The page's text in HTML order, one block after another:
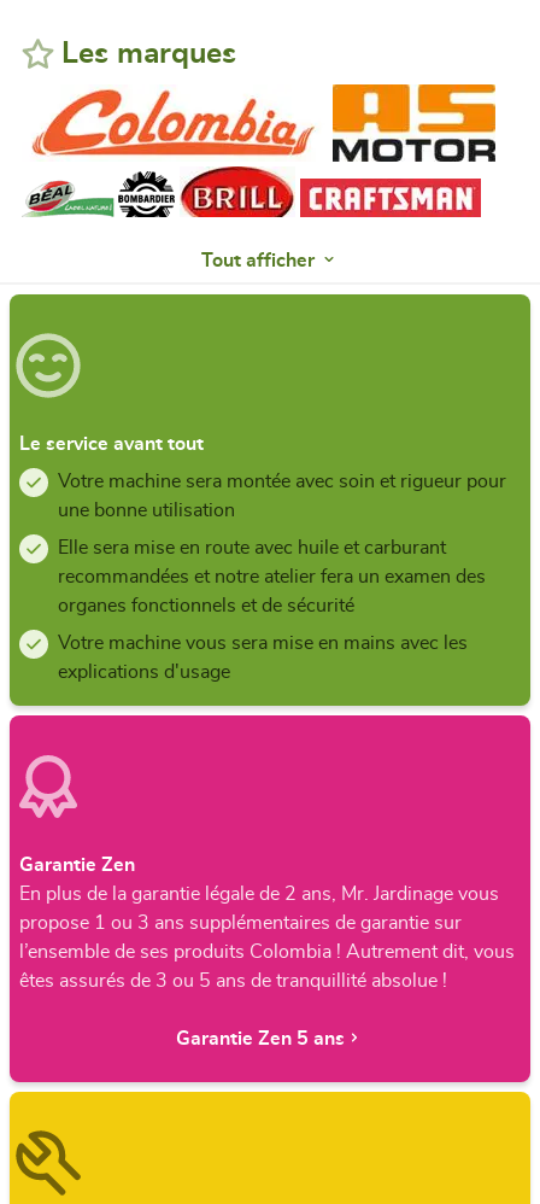
Les marques
Tout afficher
Le service avant tout
Votre machine sera montée avec soin et rigueur pour
une bonne utilisation
Elle sera mise en route avec huile et carburant
recommandées et notre atelier fera un examen des
organes fonctionnels et de sécurité
Votre machine vous sera mise en mains avec les
explications d'usage
Garantie Zen
En plus de la garantie légale de 2 ans, Mr. Jardinage vous
propose 1 ou 3 ans supplémentaires de garantie sur
l’ensemble de ses produits Colombia ! Autrement dit, vous
êtes assurés de 3 ou 5 ans de tranquillité absolue !
Garantie Zen 5 ans